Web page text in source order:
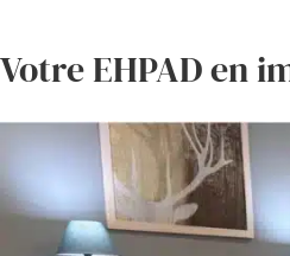
Votre EHPAD en